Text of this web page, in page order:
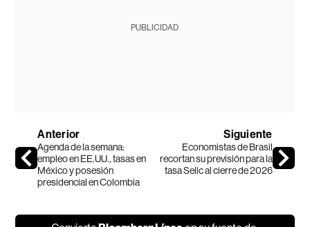
PUBLICIDAD
Anterior
Agenda de la semana:
empleo en EE.UU., tasas en
México y posesión
presidencial en Colombia
Siguiente
Economistas de Brasil
recortan su previsión para la
tasa Selic al cierre de 2026